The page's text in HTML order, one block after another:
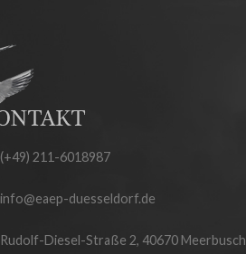
(+49) 211-6018987
info@eaep-duesseldorf.de
Rudolf-Diesel-Straße 2, 40670 Meerbusch